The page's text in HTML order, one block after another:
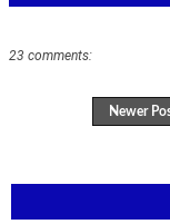
LATIHAN
Latihan Soal
Latihan Soal
Tahun 2023
Tahun 2023
Latihan Soal
23 comments:
Newer